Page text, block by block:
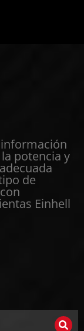
potencia y
de
Einhell